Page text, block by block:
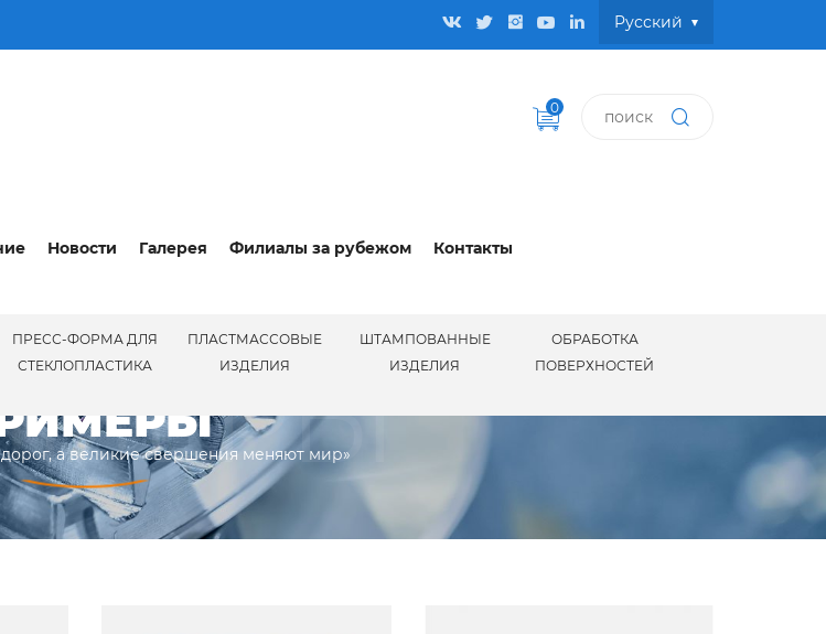
Pусский
0
Новости Галерея Филиалы за рубежом Контакты
ПРЕСС-ФОРМА ДЛЯ
СТЕКЛОПЛАСТИКА
ПЛАСТМАССОВЫЕ
ИЗДЕЛИЯ
ШТАМПОВАННЫЕ
ИЗДЕЛИЯ
ОБРАБОТКА
ПОВЕРХНОСТЕЙ
а великие свершения меняют мир»